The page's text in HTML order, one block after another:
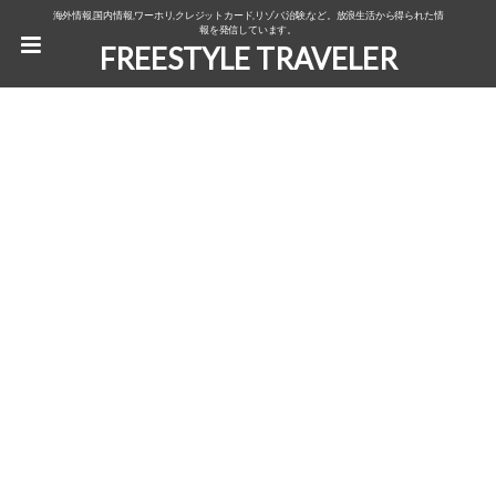
海外情報,国内情報,ワーホリ,クレジットカード,リゾバ,治験,など。放浪生活から得られた情
報を発信しています。
FREESTYLE TRAVELER